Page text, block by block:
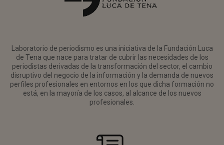
Laboratorio de periodismo es una iniciativa de la Fundación Luca
de Tena que nace para tratar de cubrir las necesidades de los
periodistas derivadas de la transformación del sector, el cambio
disruptivo del negocio de la información y la demanda de nuevos
perfiles profesionales en entornos en los que dicha formación no
está, en la mayoría de los casos, al alcance de los nuevos
profesionales.